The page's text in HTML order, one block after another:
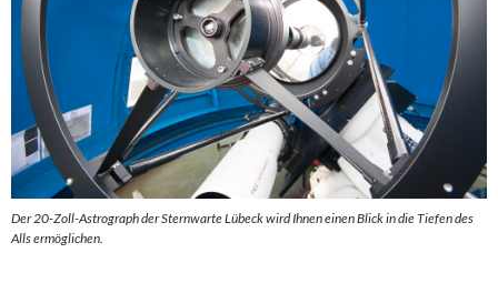
Der 20-Zoll-Astrograph der Sternwarte Lübeck wird Ihnen einen Blick in die Tiefen des
Alls ermöglichen.